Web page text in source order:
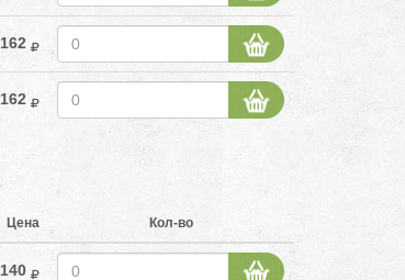
162
162
Цена Кол-во
140